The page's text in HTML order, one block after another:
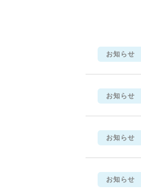
お知らせ
お知らせ
お知らせ
お知らせ